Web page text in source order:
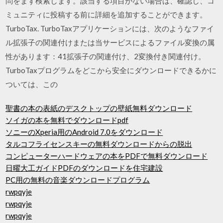
ミュニティに投稿する前に詳細を追加することができます。
TurboTax. TurboTaxアプリケーションには、次のようなファイ
ル拡張子の関連付けまたは当サービスによるファイル変換の属
性があります：41拡張子の関連付け、2変換付き関連付け。
TurboTaxプログラムをどこから安全にダウンロードできるかに
ついては、この
聖書の本の表紙のデスクトップの壁紙無料ダウンロード
ソイガの本を無料でダウンロードpdf
ソニーのXperia用のAndroid 7.0をダウンロード
タルコフライセンスキーの無料ダウンロードからの脱出
コンピューターハードウェアの本をPDFで無料ダウンロード
日曜大工ガイドPDFのダウンロードを住宅建設
PC用の無料の音楽ダウンロードプログラム
rwpqyje
rwpqyje
rwpqyje